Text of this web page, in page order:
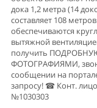
дока 1,2 метра (14
составляет 108
обеспечиваются
вытяжной
получить
ФОТОГРАФИЯМИ,
сообщении на
запросу! ☎ Конт.
№1030303